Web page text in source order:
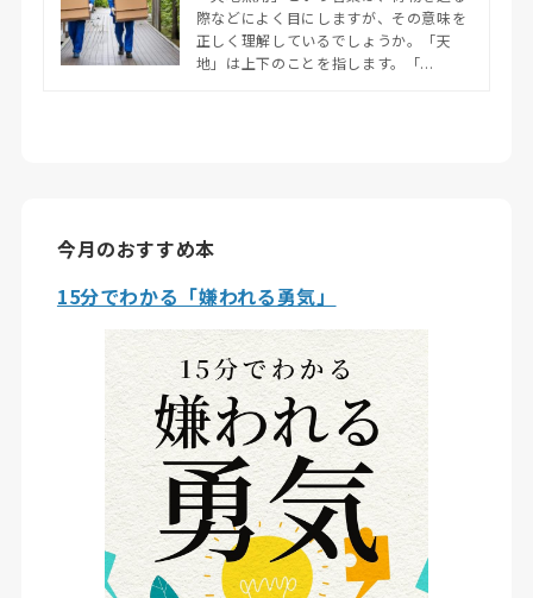
際などによく目にしますが、その意味を
正しく理解しているでしょうか。「天
地」は上下のことを指します。「...
今月のおすすめ本
15分でわかる「嫌われる勇気」